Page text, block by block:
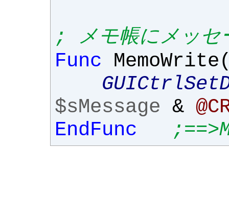
; メモ帳にメッセ
Func MemoWrite
$sMessage &
EndFunc